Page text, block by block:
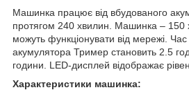
Машинка працює від вбудованого
протягом 240 хвилин. Машинка – 150
можуть функціонувати від мережі.
акумулятора Тример становить 2.5
години. LED-дисплей відображає
Характеристики машинка: